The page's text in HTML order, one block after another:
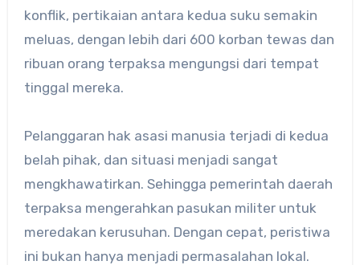
konflik, pertikaian antara kedua suku semakin
meluas, dengan lebih dari 600 korban tewas dan
ribuan orang terpaksa mengungsi dari tempat
tinggal mereka.
Pelanggaran hak asasi manusia terjadi di kedua
belah pihak, dan situasi menjadi sangat
mengkhawatirkan. Sehingga pemerintah daerah
terpaksa mengerahkan pasukan militer untuk
meredakan kerusuhan. Dengan cepat, peristiwa
ini bukan hanya menjadi permasalahan lokal.